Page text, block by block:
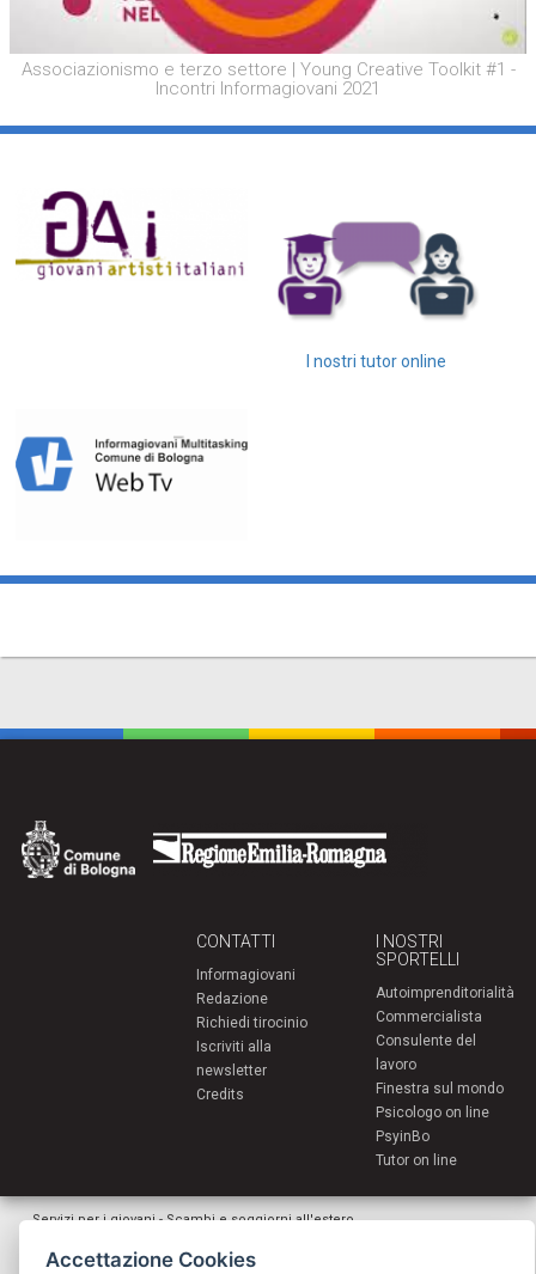
Associazionismo e terzo settore | Young Creative Toolkit #1 -
Incontri Informagiovani 2021
I nostri tutor online
CONTATTI
Informagiovani
Redazione
Richiedi tirocinio
Iscriviti alla
newsletter
Credits
I NOSTRI
SPORTELLI
Autoimprenditorialità
Commercialista
Consulente del
lavoro
Finestra sul mondo
Psicologo on line
PsyinBo
Tutor on line
Servizi per i giovani - Scambi e soggiorni all'estero
giovani@comune.bologna.it
Accettazione Cookies